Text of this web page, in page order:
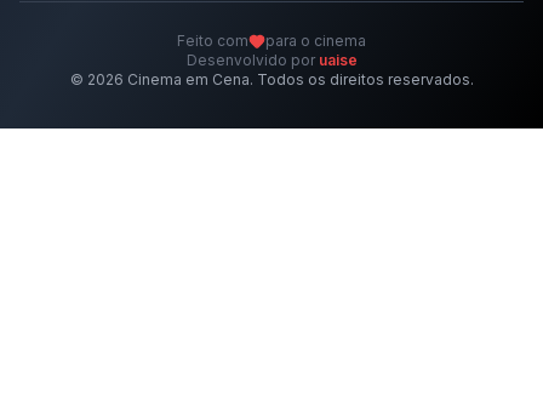
© 2026 Cinema em Cena. Todos os direitos reservados.
Feito com
para o cinema
Desenvolvido por uaise